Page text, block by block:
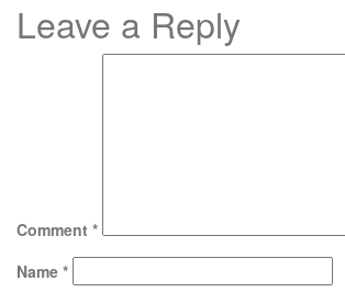
Leave a Reply
Comment *
Name *